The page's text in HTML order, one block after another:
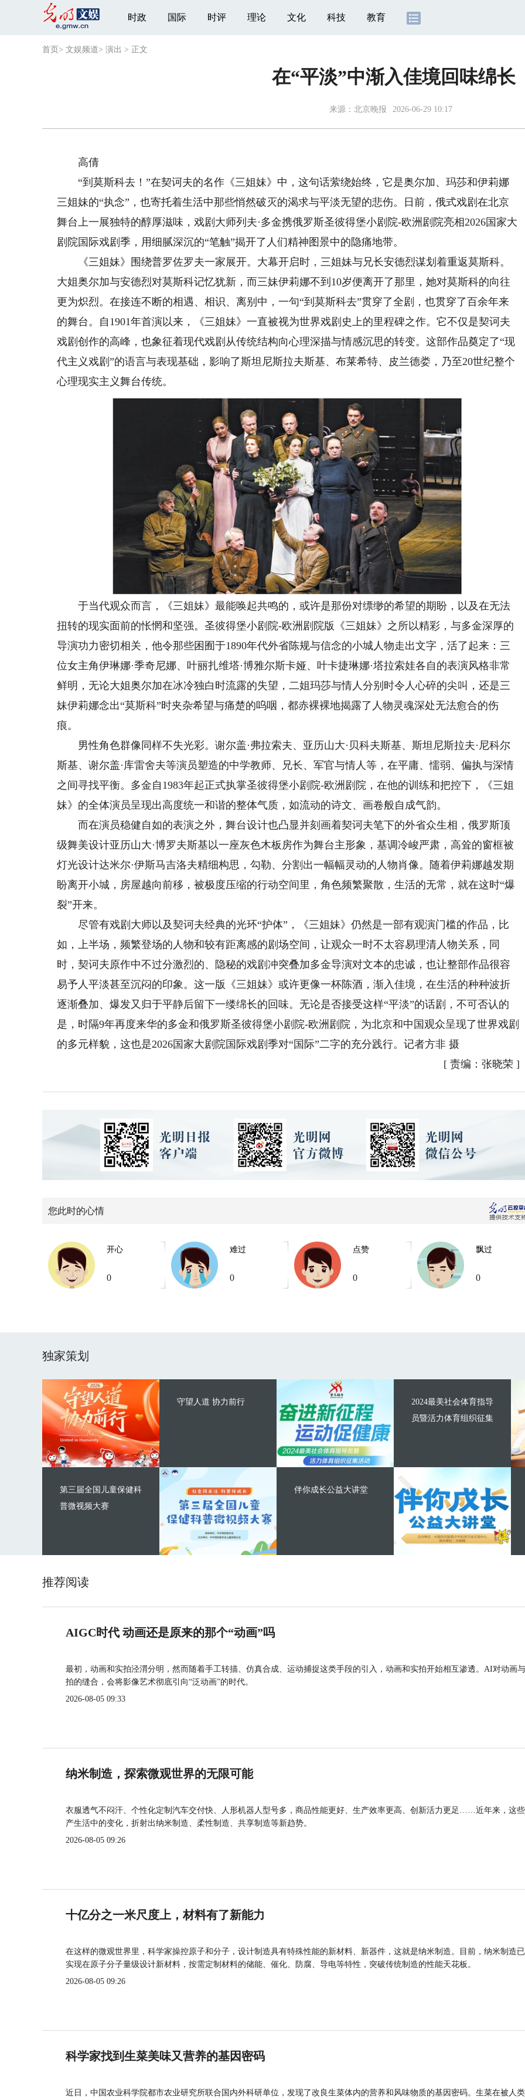
时政 国际 时评 理论 文化 科技 教育
首页 > 文娱频道> 演出 > 正文
在“平淡”中渐入佳境回味绵长
来源： 北京晚报 2026-06-29 10:17
高倩
“到莫斯科去！”在契诃夫的名作《三姐妹》中，这句话萦绕始终，它是奥尔加、玛莎和伊莉娜
三姐妹的“执念”，也寄托着生活中那些悄然破灭的渴求与平淡无望的悲伤。日前，俄式戏剧在北京
舞台上一展独特的醇厚滋味，戏剧大师列夫·多金携俄罗斯圣彼得堡小剧院-欧洲剧院亮相2026国家大
剧院国际戏剧季，用细腻深沉的“笔触”揭开了人们精神图景中的隐痛地带。
《三姐妹》围绕普罗佐罗夫一家展开。大幕开启时，三姐妹与兄长安德烈谋划着重返莫斯科。
大姐奥尔加与安德烈对莫斯科记忆犹新，而三妹伊莉娜不到10岁便离开了那里，她对莫斯科的向往
更为炽烈。在接连不断的相遇、相识、离别中，一句“到莫斯科去”贯穿了全剧，也贯穿了百余年来
的舞台。自1901年首演以来，《三姐妹》一直被视为世界戏剧史上的里程碑之作。它不仅是契诃夫
戏剧创作的高峰，也象征着现代戏剧从传统结构向心理深描与情感沉思的转变。这部作品奠定了“现
代主义戏剧”的语言与表现基础，影响了斯坦尼斯拉夫斯基、布莱希特、皮兰德娄，乃至20世纪整个
心理现实主义舞台传统。
于当代观众而言，《三姐妹》最能唤起共鸣的，或许是那份对缥缈的希望的期盼，以及在无法
扭转的现实面前的怅惘和坚强。圣彼得堡小剧院-欧洲剧院版《三姐妹》之所以精彩，与多金深厚的
导演功力密切相关，他令那些困囿于1890年代外省陈规与信念的小城人物走出文字，活了起来：三
位女主角伊琳娜·季奇尼娜、叶丽扎维塔·博雅尔斯卡娅、叶卡捷琳娜·塔拉索娃各自的表演风格非常
鲜明，无论大姐奥尔加在冰冷独白时流露的失望，二姐玛莎与情人分别时令人心碎的尖叫，还是三
妹伊莉娜念出“莫斯科”时夹杂希望与痛楚的呜咽，都赤裸裸地揭露了人物灵魂深处无法愈合的伤
痕。
男性角色群像同样不失光彩。谢尔盖·弗拉索夫、亚历山大·贝科夫斯基、斯坦尼斯拉夫·尼科尔
斯基、谢尔盖·库雷舍夫等演员塑造的中学教师、兄长、军官与情人等，在平庸、懦弱、偏执与深情
之间寻找平衡。多金自1983年起正式执掌圣彼得堡小剧院-欧洲剧院，在他的训练和把控下，《三姐
妹》的全体演员呈现出高度统一和谐的整体气质，如流动的诗文、画卷般自成气韵。
而在演员稳健自如的表演之外，舞台设计也凸显并刻画着契诃夫笔下的外省众生相，俄罗斯顶
级舞美设计亚历山大·博罗夫斯基以一座灰色木板房作为舞台主形象，基调冷峻严肃，高耸的窗框被
灯光设计达米尔·伊斯马吉洛夫精细构思，勾勒、分割出一幅幅灵动的人物肖像。随着伊莉娜越发期
盼离开小城，房屋越向前移，被极度压缩的行动空间里，角色频繁聚散，生活的无常，就在这时“爆
裂”开来。
尽管有戏剧大师以及契诃夫经典的光环“护体”，《三姐妹》仍然是一部有观演门槛的作品，比
如，上半场，频繁登场的人物和较有距离感的剧场空间，让观众一时不太容易理清人物关系，同
时，契诃夫原作中不过分激烈的、隐秘的戏剧冲突叠加多金导演对文本的忠诚，也让整部作品很容
易予人平淡甚至沉闷的印象。这一版《三姐妹》或许更像一杯陈酒，渐入佳境，在生活的种种波折
逐渐叠加、爆发又归于平静后留下一缕绵长的回味。无论是否接受这样“平淡”的话剧，不可否认的
是，时隔9年再度来华的多金和俄罗斯圣彼得堡小剧院-欧洲剧院，为北京和中国观众呈现了世界戏剧
的多元样貌，这也是2026国家大剧院国际戏剧季对“国际”二字的充分践行。记者方非 摄
[ 责编：张晓荣 ]
您此时的心情
开心
0
难过
0
点赞
0
飘过
0
独家策划
守望人道 协力前行
第三届全国儿童保健科
普微视频大赛
2024最美社会体育指导
员暨活力体育组织征集
伴你成长公益大讲堂
推荐阅读
AIGC时代 动画还是原来的那个“动画”吗
最初，动画和实拍泾渭分明，然而随着手工转描、仿真合成、运动捕捉这类手段的引入，动画和实拍开始相互渗透。AI对动画
拍的缝合，会将影像艺术彻底引向“泛动画”的时代。
2026-08-05 09:33
纳米制造，探索微观世界的无限可能
衣服透气不闷汗、个性化定制汽车交付快、人形机器人型号多，商品性能更好、生产效率更高、创新活力更足……近年来，这
产生活中的变化，折射出纳米制造、柔性制造、共享制造等新趋势。
2026-08-05 09:26
十亿分之一米尺度上，材料有了新能力
在这样的微观世界里，科学家操控原子和分子，设计制造具有特殊性能的新材料、新器件，这就是纳米制造。目前，纳米制造
实现在原子分子量级设计新材料，按需定制材料的储能、催化、防腐、导电等特性，突破传统制造的性能天花板。
2026-08-05 09:26
科学家找到生菜美味又营养的基因密码
近日，中国农业科学院都市农业研究所联合国内外科研单位，发现了改良生菜体内的营养和风味物质的基因密码。生菜在被人